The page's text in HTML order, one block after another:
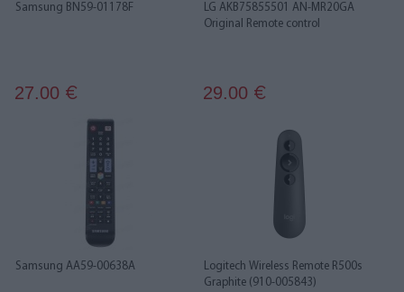
Samsung BN59-01178F
27.00 €
LG AKB75855501 AN-MR20GA
Original Remote control
29.00 €
Samsung AA59-00638A
Logitech Wireless Remote R500s
Graphite (910-005843)